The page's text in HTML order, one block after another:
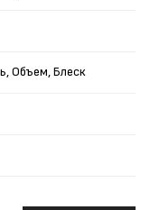
Объем, Блеск